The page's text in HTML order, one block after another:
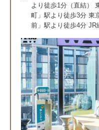
より徒歩1分（直結）
町」駅より徒歩3分 東
前」駅より徒歩4分 JR